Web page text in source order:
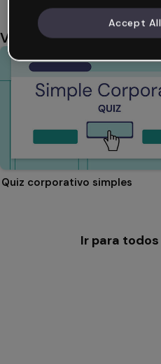
Você também pode
Quiz corporativo simples
Ir para
Accept